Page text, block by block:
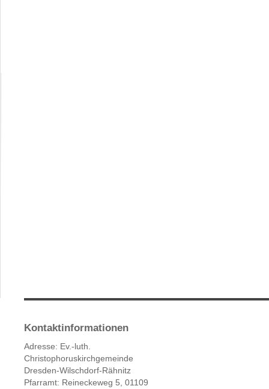
Kontaktinformationen
Adresse: Ev.-luth.
Christophoruskirchgemeinde
Dresden-Wilschdorf-Rähnitz
Pfarramt: Reineckeweg 5, 01109